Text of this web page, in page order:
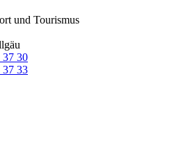
und Tourismus
37 30
37 33